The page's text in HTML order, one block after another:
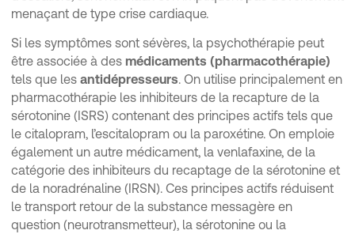
menaçant de type crise cardiaque.
Si les symptômes sont sévères, la psychothérapie peut
être associée à des médicaments (pharmacothérapie)
tels que les antidépresseurs. On utilise principalement en
pharmacothérapie les inhibiteurs de la recapture de la
sérotonine (ISRS) contenant des principes actifs tels que
le citalopram, l’escitalopram ou la paroxétine. On emploie
également un autre médicament, la venlafaxine, de la
catégorie des inhibiteurs du recaptage de la sérotonine et
de la noradrénaline (IRSN). Ces principes actifs réduisent
le transport retour de la substance messagère en
question (neurotransmetteur), la sérotonine ou la